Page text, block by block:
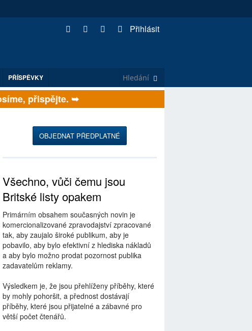
Přihlásit
PŘÍSPĚVKY
přispějte. ➥
OBJEDNAT PŘEDPLATNÉ
Všechno, vůči čemu jsou
Britské listy opakem
Primárním obsahem současných novin je
komercionalizované zpravodajství zpracované
tak, aby zaujalo široké publikum, aby je
pobavilo, aby bylo efektivní z hlediska nákladů
a aby bylo možno prodat pozornost publika
zadavatelům reklamy.
Výsledkem je, že jsou přehlíženy příběhy, které
by mohly pohoršit, a přednost dostávají
příběhy, které jsou přijatelné a zábavné pro
větší počet čtenářů.